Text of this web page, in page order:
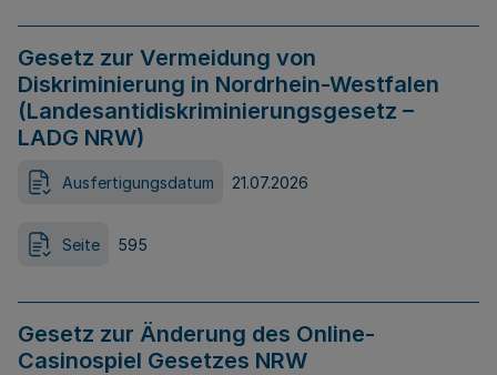
Gesetz zur Vermeidung von
Diskriminierung in Nordrhein-Westfalen
(Landesantidiskriminierungsgesetz –
LADG NRW)
Ausfertigungsdatum 21.07.2026
Seite 595
Gesetz zur Änderung des Online-
Casinospiel Gesetzes NRW